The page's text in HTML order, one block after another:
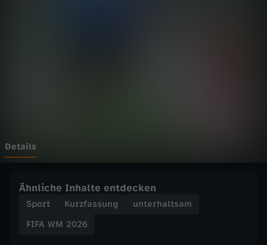
n
e
Details
Ähnliche Inhalte entdecken
Sport Kurzfassung
unterhaltsam
FIFA WM 2026